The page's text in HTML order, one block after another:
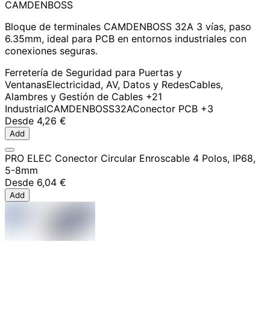
CAMDENBOSS
Bloque de terminales CAMDENBOSS 32A 3 vías, paso
6.35mm, ideal para PCB en entornos industriales con
conexiones seguras.
Ferretería de Seguridad para Puertas y
VentanasElectricidad, AV, Datos y RedesCables,
Alambres y Gestión de Cables +21
IndustrialCAMDENBOSS32AConector PCB +3
Desde 4,26 €
Add
PRO ELEC Conector Circular Enroscable 4 Polos, IP68,
5-8mm
Desde 6,04 €
Add